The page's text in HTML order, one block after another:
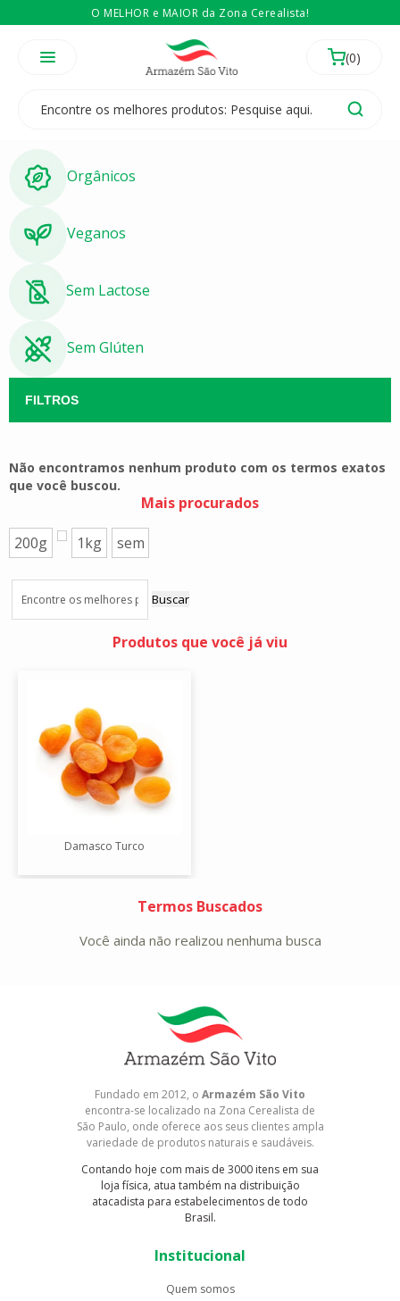
O MELHOR e MAIOR da Zona Cerealista!
Temos 3 lojas físicas na Zona Cerealista de São Paulo!
É revendedor? EntãoCompre no atacado
Orgânicos
Veganos
Sem Lactose
Sem Glúten
Não encontramos nenhum produto com os termos exatos
que você buscou.
Mais procurados
200g 1kg sem
Buscar
Produtos que você já viu
Damasco Turco
Termos Buscados
Você ainda não realizou nenhuma busca
Fundado em 2012, o Armazém São Vito
encontra-se localizado na Zona Cerealista de
São Paulo, onde oferece aos seus clientes ampla
variedade de produtos naturais e saudáveis.
Contando hoje com mais de 3000 itens em sua
loja física, atua também na distribuição
atacadista para estabelecimentos de todo
Brasil.
Institucional
Quem somos